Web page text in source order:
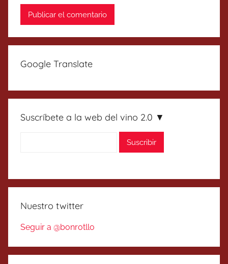
Google Translate
Suscríbete a la web del vino 2.0 ▼
Nuestro twitter
Seguir a @bonrotllo